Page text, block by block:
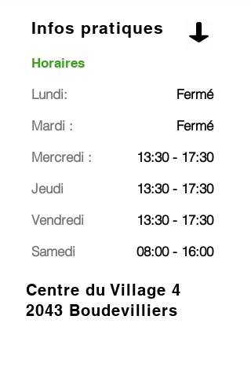
Infos pratiques
Horaires
Lundi:
Mardi :
Mercredi :
Jeudi
Vendredi
Samedi
Fermé
Fermé
13:30 - 17:30
13:30 - 17:30
13:30 - 17:30
08:00 - 16:00
Centre du Village 4
2043 Boudevilliers